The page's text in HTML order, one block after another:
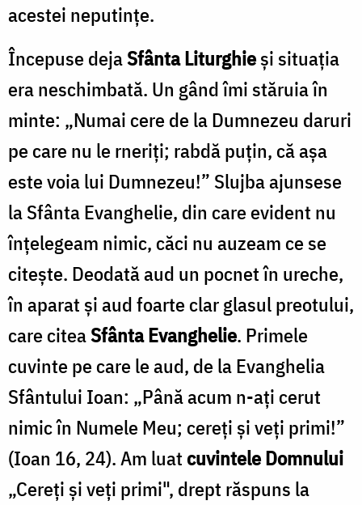
acestei neputinţe.
Începuse dejaSfânta Liturghieşi situaţia
era neschimba­tă. Un gând îmi stăruia în
minte: „Numai cere de la Dumnezeu daruri
pe care nu le rneriţi; rabdă puţin, că aşa
este voia lui Dumnezeu!” Slujba ajunsese
la Sfânta Evanghelie, din care evident nu
înţelegeam nimic, căci nu auzeam ce se
citeşte. Deodată aud un pocnet în ureche,
în aparat şi aud foarte clar glasul preotului,
care citeaSfânta Evanghelie. Primele
cuvinte pe care le aud, de la Evanghelia
Sfântului Ioan: „Până acum n­-aţi cerut
nimic în Numele Meu; cereţi şi veţi primi!”
(Ioan 16, 24). Am luatcuvintele Domnului
„Cereţi şi veţi primi", drept răspuns la